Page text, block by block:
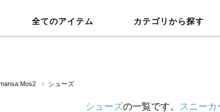
全てのアイテム カテゴリから探す
Mos2 シューズ
シューズの一覧です。 スニーカ